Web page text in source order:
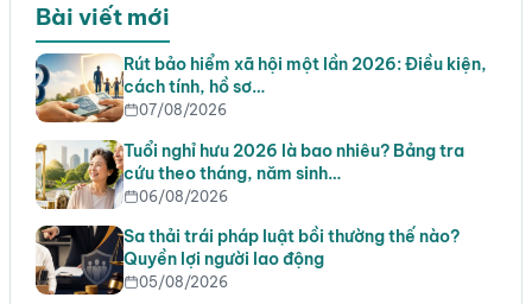
Bài viết mới
Rút bảo hiểm xã hội một lần 2026: Điều kiện,
cách tính, hồ sơ…
07/08/2026
Tuổi nghỉ hưu 2026 là bao nhiêu? Bảng tra
cứu theo tháng, năm sinh…
06/08/2026
Sa thải trái pháp luật bồi thường thế nào?
Quyền lợi người lao động
05/08/2026